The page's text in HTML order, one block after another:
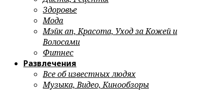
Здоровье
Мода
Мэйк ап, Красота, Уход за Кожей и
Волосами
Фитнес
Развлечения
Все об известных людях
Музыка, Видео, Кинообзоры